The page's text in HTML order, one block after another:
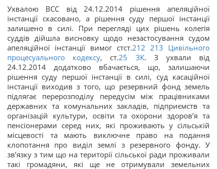
Ухвалою ВСС від 24.12.2014 рішення апеляційної
інстанції скасовано, а рішення суду першої інстанції
залишено в силі. При перегляді цих рішень колегія
суддів дійшла висновку щодо незастосування судом
апеляційної інстанції вимог стст.212 213 Цивільного
процесуального кодексу, ст.25 ЗК. З ухвали від
24.12.2014 додатково вбачається, що, залишаючи
рішення суду першої інстанції в силі, суд касаційної
інстанції виходив з того, що резервний фонд земель
підлягає перерозподілу передусім між працівниками
державних та комунальних закладів, підприємств та
організацій культури, освіти та охорони здоров’я та
пенсіонерами серед них, які проживають у сільській
місцевості та мають виключне право на подання
клопотання про виділ землі з резервного фонду. У
зв’язку з тим що на території сільської ради проживали
такі громадяни, які ще не отримували земельних